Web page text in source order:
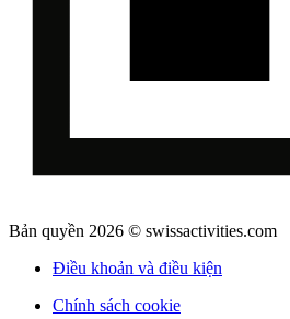
Bản quyền 2026 © swissactivities.com
Điều khoản và điều kiện
Chính sách cookie